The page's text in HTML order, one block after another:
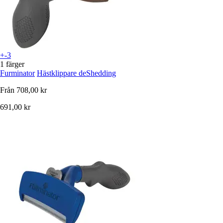
+-3
1 färger
Furminator Hästklippare deShedding
Från 708,00 kr
691,00 kr